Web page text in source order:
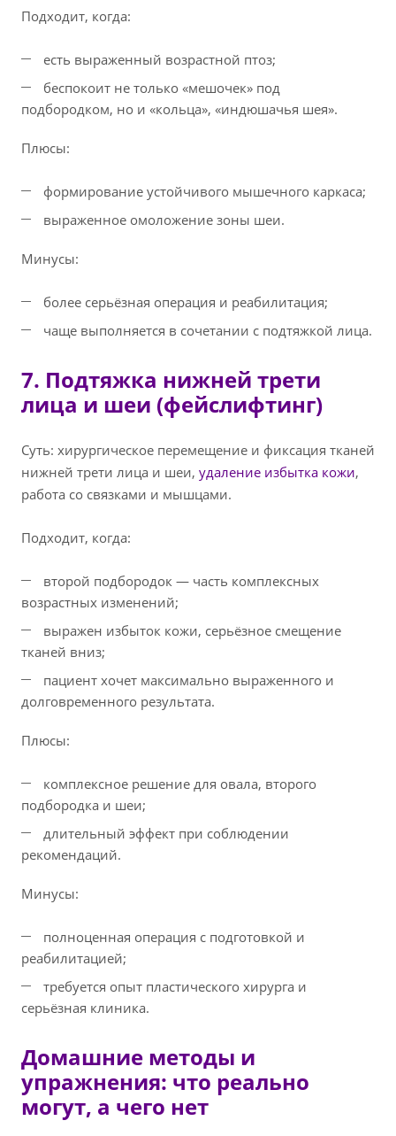
Подходит, когда:
есть выраженный возрастной птоз;
беспокоит не только «мешочек» под
подбородком, но и «кольца», «индюшачья шея».
Плюсы:
формирование устойчивого мышечного каркаса;
выраженное омоложение зоны шеи.
Минусы:
более серьёзная операция и реабилитация;
чаще выполняется в сочетании с подтяжкой лица.
7. Подтяжка нижней трети
лица и шеи (фейслифтинг)
Суть: хирургическое перемещение и фиксация тканей
нижней трети лица и шеи, удаление избытка кожи,
работа со связками и мышцами.
Подходит, когда:
второй подбородок — часть комплексных
возрастных изменений;
выражен избыток кожи, серьёзное смещение
тканей вниз;
пациент хочет максимально выраженного и
долговременного результата.
Плюсы:
комплексное решение для овала, второго
подбородка и шеи;
длительный эффект при соблюдении
рекомендаций.
Минусы:
полноценная операция с подготовкой и
реабилитацией;
требуется опыт пластического хирурга и
серьёзная клиника.
Домашние методы и
упражнения: что реально
могут, а чего нет